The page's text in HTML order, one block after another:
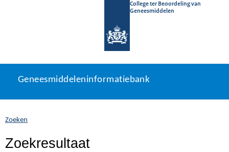
College ter Beoordeling van
Geneesmiddelen
naar
Geneesmiddeleninformatiebank
U
zich
hier:
Geneesmiddeleninformatiebank
Zoeken
Zoekresultaat